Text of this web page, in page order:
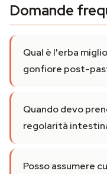
Domande
Qual è l'erba
gonfiore post-
Quando devo
regolarità
Posso assumere